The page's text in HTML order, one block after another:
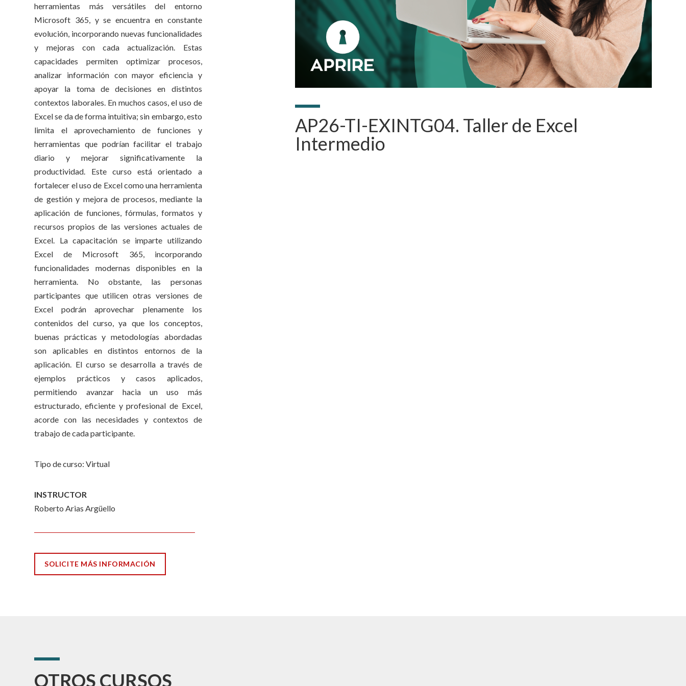
herramientas más versátiles del entorno
Microsoft 365, y se encuentra en constante
evolución, incorporando nuevas funcionalidades
y mejoras con cada actualización. Estas
capacidades permiten optimizar procesos,
analizar información con mayor eficiencia y
apoyar la toma de decisiones en distintos
contextos laborales. En muchos casos, el uso de
Excel se da de forma intuitiva; sin embargo, esto
limita el aprovechamiento de funciones y
herramientas que podrían facilitar el trabajo
diario y mejorar significativamente la
productividad. Este curso está orientado a
fortalecer el uso de Excel como una herramienta
de gestión y mejora de procesos, mediante la
aplicación de funciones, fórmulas, formatos y
recursos propios de las versiones actuales de
Excel. La capacitación se imparte utilizando
Excel de Microsoft 365, incorporando
funcionalidades modernas disponibles en la
herramienta. No obstante, las personas
participantes que utilicen otras versiones de
Excel podrán aprovechar plenamente los
contenidos del curso, ya que los conceptos,
buenas prácticas y metodologías abordadas
son aplicables en distintos entornos de la
aplicación. El curso se desarrolla a través de
ejemplos prácticos y casos aplicados,
permitiendo avanzar hacia un uso más
estructurado, eficiente y profesional de Excel,
acorde con las necesidades y contextos de
trabajo de cada participante.
Tipo de curso: Virtual
INSTRUCTOR
Roberto Arias Argüello
SOLICITE MÁS INFORMACIÓN
AP26-TI-EXINTG04. Taller de Excel
Intermedio
OTROS CURSOS